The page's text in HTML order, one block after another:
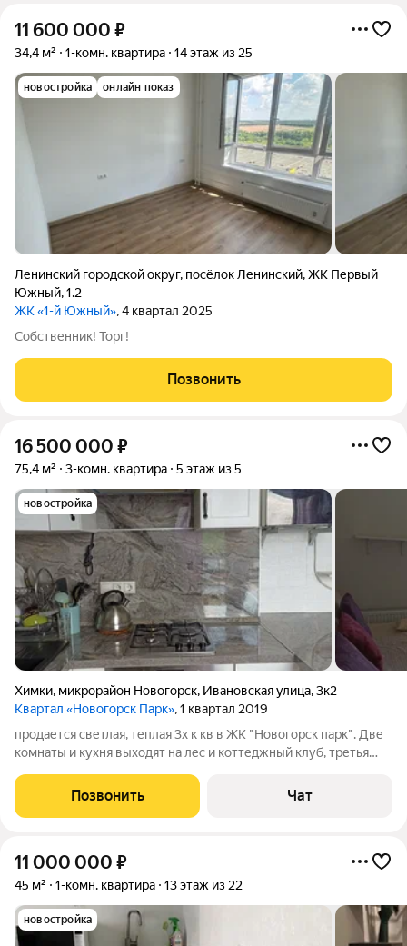
11 600 000 ₽
34,4 м² 1-комн. квартира 14 этаж из 25
новостройка онлайн показ
Ленинский городской округ, посёлок Ленинский,ЖК Первый
Южный,1.2
ЖК «1-й Южный», 4 квартал 2025
Собственник! Торг!
Позвонить
16 500 000 ₽
75,4 м² 3-комн. квартира 5 этаж из 5
новостройка
Химки, микрорайон Новогорск, Ивановская улица,3к2
Квартал «Новогорск Парк», 1 квартал 2019
продается светлая, теплая 3х к кв в ЖК "Новогорск парк". Две
комнаты и кухня выходят на лес и коттеджный клуб, третья
белки, лисы и даже лоси. Лес протяженностью более 7 км
выходит с одной
Позвонить Чат
11 000 000 ₽
45 м² 1-комн. квартира 13 этаж из 22
новостройка